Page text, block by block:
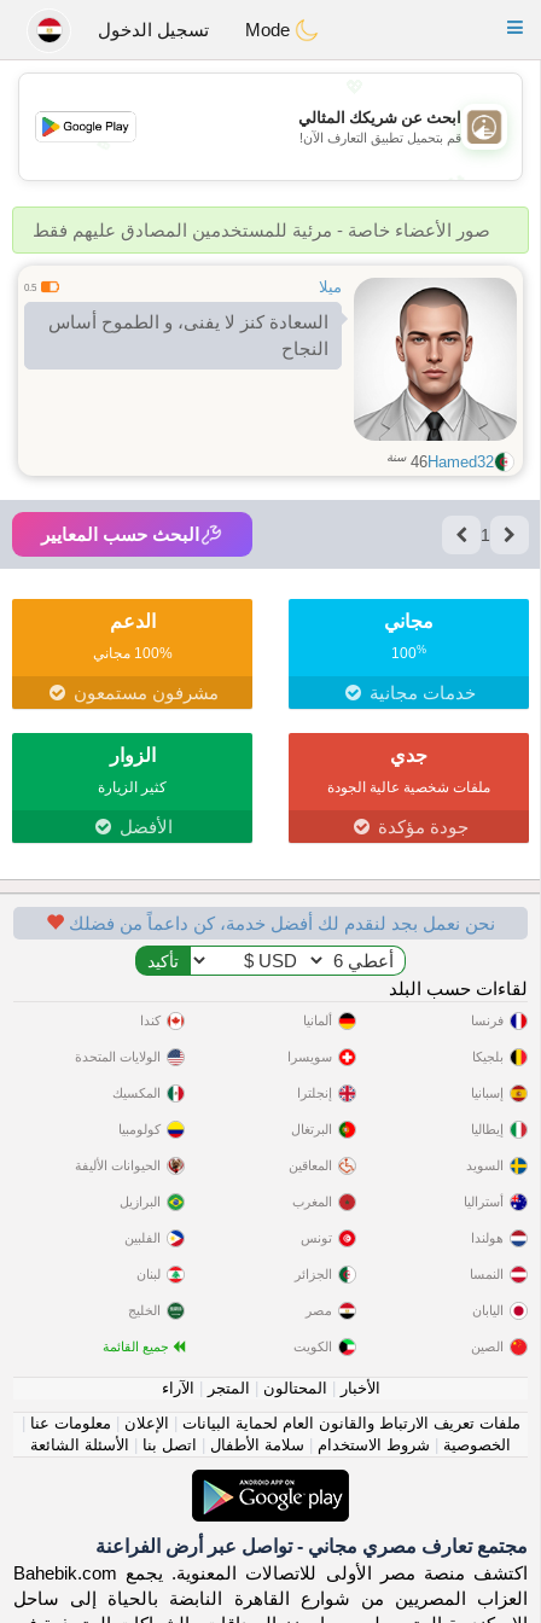
Bahebik
Toggle
تسجيل الدخول
💖
💕
💕
ابحث عن شريكك المثالي
قم بتحميل تطبيق التعارف الآن!
صور الأعضاء خاصة - مرئية للمستخدمين المصادق عليهم فقط
ميلا 0.5
السعادة كنز لا يفنى، و الطموح أساس
النجاح
Hamed32
46 سنة
1 البحث حسب المعايير
مجاني
100%
خدمات مجانية
الدعم
100% مجاني
مشرفون مستمعون
جدي
ملفات شخصية عالية الجودة
جودة مؤكدة
الزوار
كثير الزيارة
الأفضل
نحن نعمل بجد لنقدم لك أفضل خدمة، كن داعماً من فضلك
لقاءات حسب البلد
فرنسا
بلجيكا
إسبانيا
إيطاليا
السويد
ألمانيا
سويسرا
إنجلترا
البرتغال
المعاقين
كندا
الولايات المتحدة
المكسيك
كولومبيا
الحيوانات الأليفة
أستراليا
هولندا
النمسا
اليابان
الصين
المغرب
تونس
الجزائر
مصر
الكويت
البرازيل
الفلبين
لبنان
الخليج
جميع القائمة
الأخبار المحتالون المتجر
الآراء
ملفات تعريف الارتباط والقانون العام لحماية البيانات
الإعلان معلومات عنا
الخصوصية
شروط الاستخدام سلامة الأطفال اتصل بنا الأسئلة الشائعة
مجتمع تعارف مصري مجاني - تواصل عبر أرض الفراعنة
اكتشف منصة مصر الأولى للاتصالات المعنوية. يجمع Bahebik.com
العزاب المصريين من شوارع القاهرة النابضة بالحياة إلى ساحل